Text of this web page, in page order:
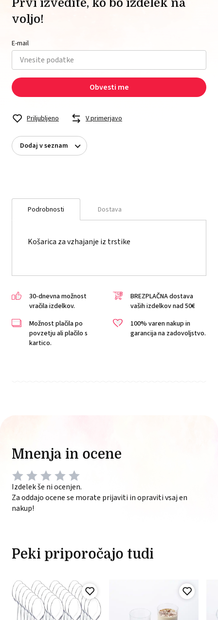
Prvi izvedite, ko bo izdelek na
voljo!
E-mail
Obvesti me
Priljubljeno V primerjavo
Dodaj v seznam
Podrobnosti Dostava
Košarica za vzhajanje iz trstike
30-dnevna možnost
vračila izdelkov.
BREZPLAČNA dostava
vaših izdelkov nad 50€
Možnost plačila po
povzetju ali plačilo s
kartico.
100% varen nakup in
garancija na zadovoljstvo.
Mnenja in ocene
Izdelek še ni ocenjen.
Za oddajo ocene se morate prijaviti in opraviti vsaj en
nakup!
Peki priporočajo tudi